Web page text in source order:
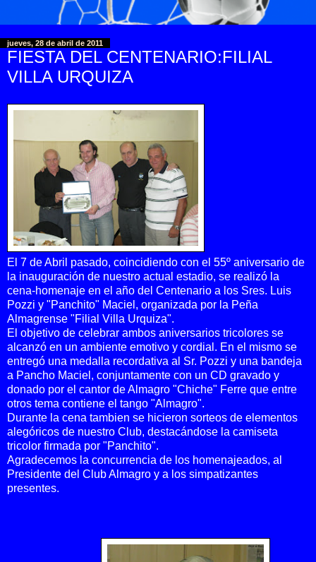
jueves, 28 de abril de 2011
FIESTA DEL CENTENARIO:FILIAL
VILLA URQUIZA
El 7 de Abril pasado, coincidiendo con el 55º aniversario de
la inauguración de nuestro actual estadio, se realizó la
cena-homenaje en el año del Centenario a los Sres. Luis
Pozzi y "Panchito" Maciel, organizada por la Peña
Almagrense "Filial Villa Urquiza".
El objetivo de celebrar ambos aniversarios tricolores se
alcanzó en un ambiente emotivo y cordial. En el mismo se
entregó una medalla recordativa al Sr. Pozzi y una bandeja
a Pancho Maciel, conjuntamente con un CD gravado y
donado por el cantor de Almagro "Chiche" Ferre que entre
otros tema contiene el tango "Almagro".
Durante la cena tambien se hicieron sorteos de elementos
alegóricos de nuestro Club, destacándose la camiseta
tricolor firmada por "Panchito".
Agradecemos la concurrencia de los homenajeados, al
Presidente del Club Almagro y a los simpatizantes
presentes.